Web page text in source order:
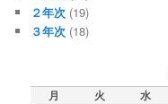
２年次 (19)
３年次 (18)
月 火 水